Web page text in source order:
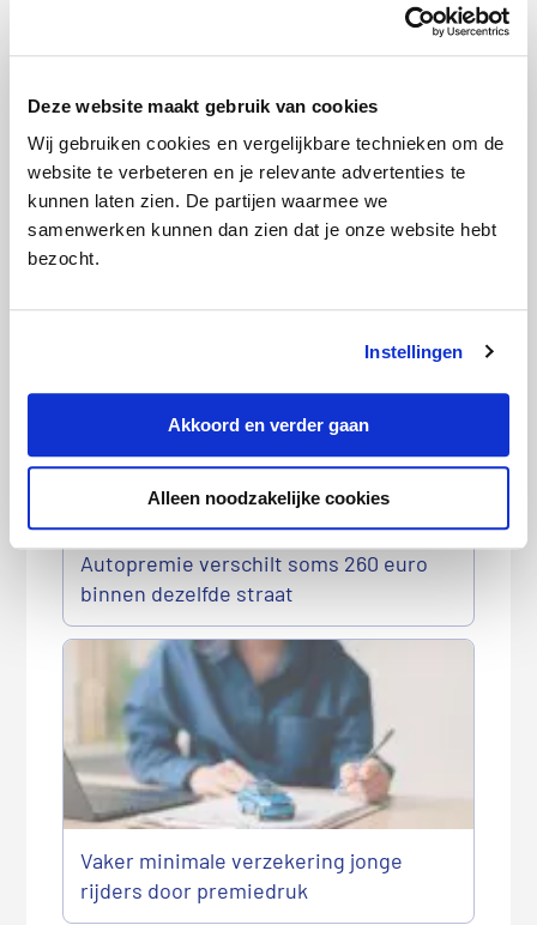
Deze website maakt gebruik van cookies
Wij gebruiken cookies en vergelijkbare technieken om de
website te verbeteren en je relevante advertenties te
kunnen laten zien. De partijen waarmee we
samenwerken kunnen dan zien dat je onze website hebt
bezocht.
Instellingen
Akkoord en verder gaan
Alleen noodzakelijke cookies
‘Buitenkans alweer voorbij maar nieuw
Autopremie verschilt soms 260 euro
binnen dezelfde straat
Vaker minimale verzekering jonge
rijders door premiedruk